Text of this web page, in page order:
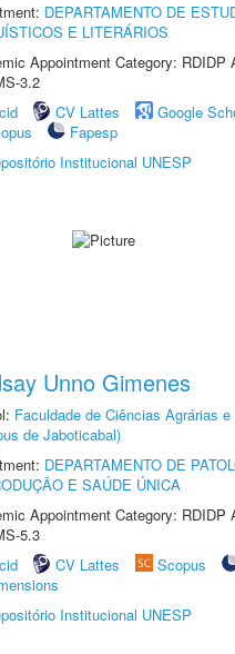
DEPARTAMENTO DE
E LITERÁRIOS
Appointment Category: RDIDP
3.2
CV Lattes
Google
Fapesp
Institucional UNESP
Unno Gimenes
Faculdade de Ciências Agrárias e
de Jaboticabal)
DEPARTAMENTO DE
E SAÚDE ÚNICA
Appointment Category: RDIDP
5.3
CV Lattes Scopus
Institucional UNESP